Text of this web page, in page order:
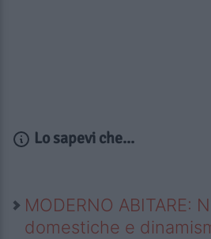
Lo sapevi che...
MODERNO ABITARE:
domestiche e